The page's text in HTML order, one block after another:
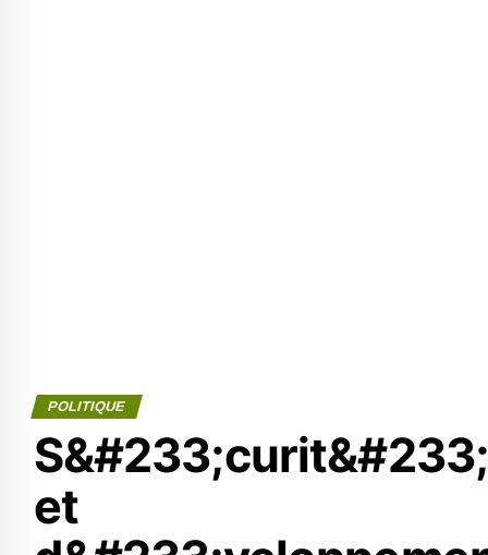
POLITIQUE
S&#233;curit&#233;
et